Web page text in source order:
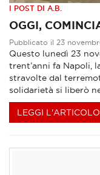
I POST DI A.B.
OGGI,
Pubblicato il 23
Questo lunedì 23
trent’anni fa Napoli,
stravolte dal
solidarietà si liberò
LEGGI L'ARTICOLO